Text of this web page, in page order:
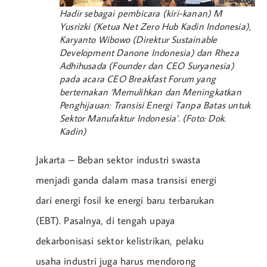
Hadir sebagai pembicara (kiri-kanan) M
Yusrizki (Ketua Net Zero Hub Kadin Indonesia),
Karyanto Wibowo (Direktur Sustainable
Development Danone Indonesia) dan Rheza
Adhihusada (Founder dan CEO Suryanesia)
pada acara CEO Breakfast Forum yang
bertemakan ‘Memulihkan dan Meningkatkan
Penghijauan: Transisi Energi Tanpa Batas untuk
Sektor Manufaktur Indonesia’. (Foto: Dok.
Kadin)
Jakarta – Beban sektor industri swasta
menjadi ganda dalam masa transisi energi
dari energi fosil ke energi baru terbarukan
(EBT). Pasalnya, di tengah upaya
dekarbonisasi sektor kelistrikan, pelaku
usaha industri juga harus mendorong